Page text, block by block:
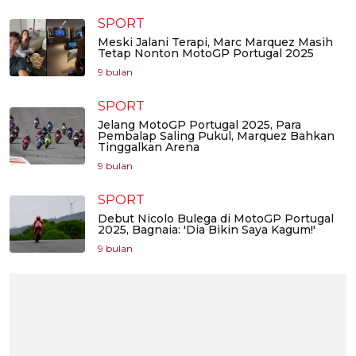
SPORT
Meski Jalani Terapi, Marc Marquez Masih
Tetap Nonton MotoGP Portugal 2025
9 bulan
SPORT
Jelang MotoGP Portugal 2025, Para
Pembalap Saling Pukul, Marquez Bahkan
Tinggalkan Arena
9 bulan
SPORT
Debut Nicolo Bulega di MotoGP Portugal
2025, Bagnaia: 'Dia Bikin Saya Kagum!'
9 bulan